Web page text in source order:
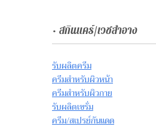
• สกินแคร์/เวชสำอาง
รับผลิตครีม
ครีมสำหรับผิวหน้า
ครีมสำหรับผิวกาย
รับผลิตเซรั่ม
ครีม/สเปรย์กันแดด